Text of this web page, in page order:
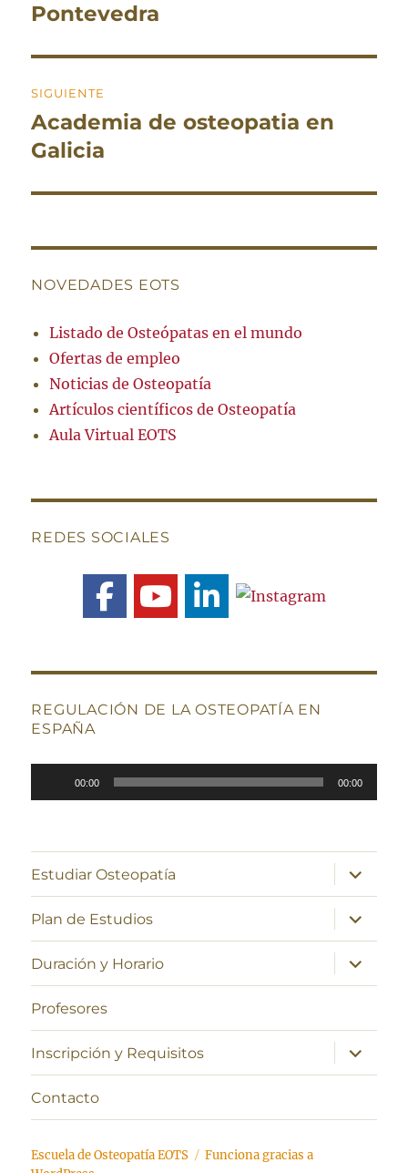
entradas
anterior:
Pontevedra
SIGUIENTE
Entrada
siguiente:
Academia de osteopatia en
Galicia
NOVEDADES EOTS
Listado de Osteópatas en el mundo
Ofertas de empleo
Noticias de Osteopatía
Artículos científicos de Osteopatía
Aula Virtual EOTS
REDES SOCIALES
REGULACIÓN DE LA OSTEOPATÍA EN
ESPAÑA
Reproductor
de
00:00 00:00
Estudiar Osteopatía
expande
el
menú
inferior
Plan de Estudios
expande
el
menú
inferior
Duración y Horario
expande
el
menú
Profesores
Inscripción y Requisitos
expande
el
menú
Contacto
Escuela de Osteopatía EOTS
Funciona gracias a